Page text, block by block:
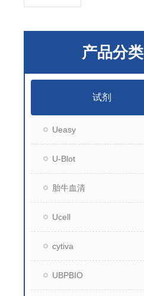
产品分类
试剂
Ueasy
U-Blot
胎牛血清
Ucell
cytiva
UBPBIO